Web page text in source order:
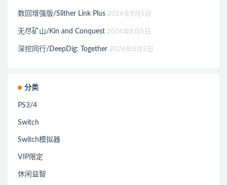
数回增强版/Slither Link Plus 2026年8月5日
无尽矿山/Kin and Conquest 2026年8月5日
深挖同行/DeepDig: Together 2026年8月5日
分类
PS3/4
Switch
Switch模拟器
VIP限定
休闲益智